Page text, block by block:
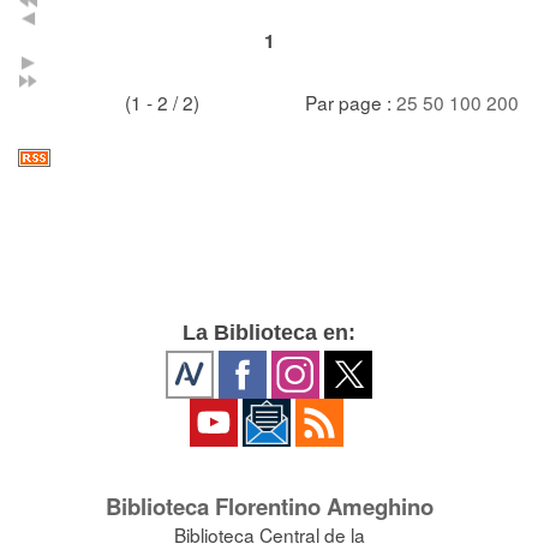
1
(1 - 2 / 2) Par page : 25 50 100 200
La Biblioteca en:
Biblioteca Florentino Ameghino
Biblioteca Central de la